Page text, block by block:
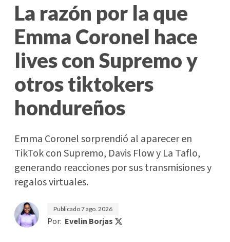
La razón por la que
Emma Coronel hace
lives con Supremo y
otros tiktokers
hondureños
Emma Coronel sorprendió al aparecer en
TikTok con Supremo, Davis Flow y La Taflo,
generando reacciones por sus transmisiones y
regalos virtuales.
Publicado7 ago. 2026
Por: Evelin Borjas